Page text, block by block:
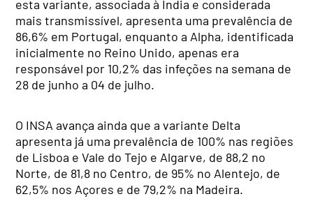
esta variante, associada à Índia e considerada
mais transmissível, apresenta uma prevalência de
86,6% em Portugal, enquanto a Alpha, identificada
inicialmente no Reino Unido, apenas era
responsável por 10,2% das infeções na semana de
28 de junho a 04 de julho.
O INSA avança ainda que a variante Delta
apresenta já uma prevalência de 100% nas regiões
de Lisboa e Vale do Tejo e Algarve, de 88,2 no
Norte, de 81,8 no Centro, de 95% no Alentejo, de
62,5% nos Açores e de 79,2% na Madeira.